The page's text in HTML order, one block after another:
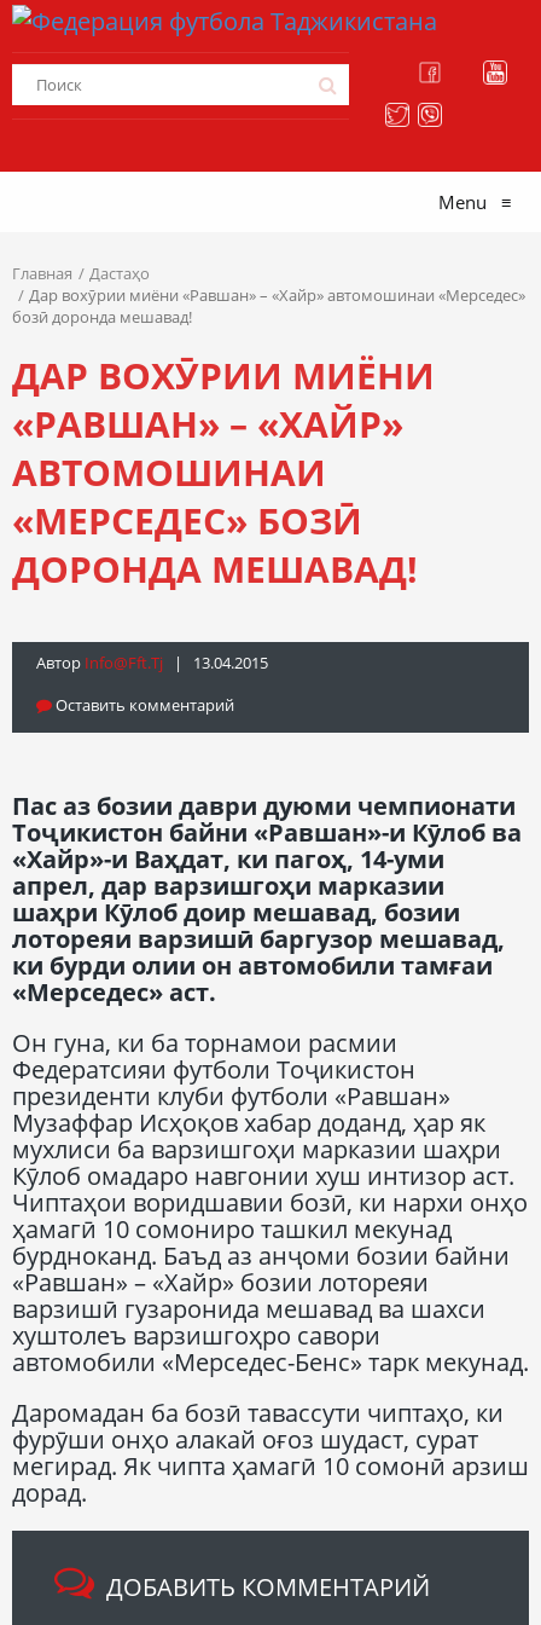
Menu ≡
Главная
Дастаҳо
Дар вохӯрии миёни «Равшан» – «Хайр» автомошинаи «Мерседес»
бозӣ доронда мешавад!
ДАР ВОХӮРИИ МИЁНИ
«РАВШАН» – «ХАЙР»
АВТОМОШИНАИ
«МЕРСЕДЕС» БОЗӢ
ДОРОНДА МЕШАВАД!
Автор Info@fft.tj | 13.04.2015
Оставить комментарий
Пас аз бозии даври дуюми чемпионати
Тоҷикистон байни «Равшан»-и Кӯлоб ва
«Хайр»-и Ваҳдат, ки пагоҳ, 14-уми
апрел, дар варзишгоҳи марказии
шаҳри Кӯлоб доир мешавад, бозии
лотореяи варзишӣ баргузор мешавад,
ки бурди олии он автомобили тамғаи
«Мерседес» аст.
Он гуна, ки ба торнамои расмии
Федератсияи футболи Тоҷикистон
президенти клуби футболи «Равшан»
Музаффар Исҳоқов хабар доданд, ҳар як
мухлиси ба варзишгоҳи марказии шаҳри
Кӯлоб омадаро навгонии хуш интизор аст.
Чиптаҳои воридшавии бозӣ, ки нархи онҳо
ҳамагӣ 10 сомониро ташкил мекунад
бурдноканд. Баъд аз анҷоми бозии байни
«Равшан» – «Хайр» бозии лотореяи
варзишӣ гузаронида мешавад ва шахси
хуштолеъ варзишгоҳро савори
автомобили «Мерседес-Бенс» тарк мекунад.
Даромадан ба бозӣ тавассути чиптаҳо, ки
фурӯши онҳо алакай оғоз шудаст, сурат
мегирад. Як чипта ҳамагӣ 10 сомонӣ арзиш
дорад.
ДОБАВИТЬ КОММЕНТАРИЙ